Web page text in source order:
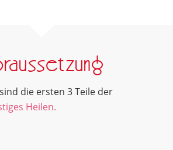
die ersten 3 Teile der
Heilen.